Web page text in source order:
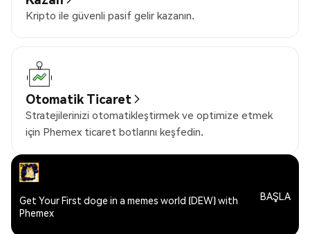
Kripto ile güvenli pasif gelir kazanın.
Otomatik Ticaret
Stratejilerinizi otomatikleştirmek ve optimize etmek
için Phemex ticaret botlarını keşfedin.
Get Your First doge in a memes world (DEW) with
Phemex
BAŞLA